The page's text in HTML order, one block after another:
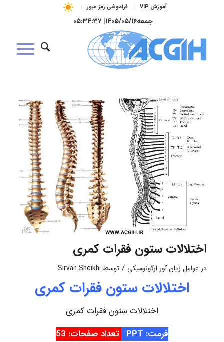
آموزش VIP فراموشی رمز عبور
جمعه۱۴۰۵/۰۵/۱۶| ۰۵:۳۴:۳۸
اختلالات ستون فقرات کمری
در عوامل زیان آور ارگونومیکی / توسط Sirvan Sheikhi
اختلالات ستون فقرات کمری
اختلالات ستون فقرات کمری
فرمت: PPT
تعداد صفحات: 53